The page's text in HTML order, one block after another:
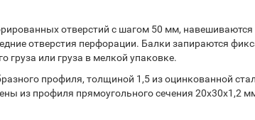
отверстий с шагом 50 мм, навешиваются
отверстия перфорации. Балки запираются
груза или груза в мелкой упаковке.
профиля, толщиной 1,5 из оцинкованной
из профиля прямоугольного сечения 20х30х1,2